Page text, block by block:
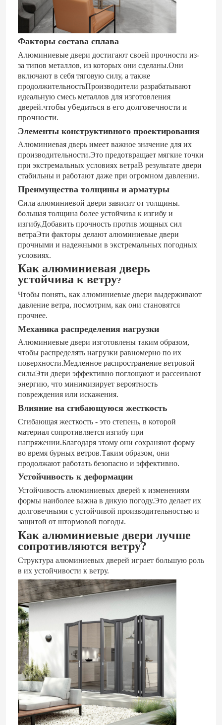
Дом
Продукты
Видео
О нас
Путешествие фабрики
Проверка качества
Контакт США
Блог
Случайное исследование
Спросите цитату
Факторы состава сплава
Алюминиевые двери достигают своей прочности из-
за типов металлов, из которых они сделаны.Они
включают в себя тяговую силу, а также
продолжительностьПроизводители разрабатывают
идеальную смесь металлов для изготовления
дверей.чтобы убедиться в его долговечности и
прочности.
Элементы конструктивного проектирования
Алюминиевая дверь имеет важное значение для их
производительности.Это предотвращает мягкие точки
при экстремальных условиях ветраВ результате двери
стабильны и работают даже при огромном давлении.
Преимущества толщины и арматуры
Сила алюминиевой двери зависит от толщины.
большая толщина более устойчива к изгибу и
изгибу.Добавить прочность против мощных сил
ветраЭти факторы делают алюминиевые двери
прочными и надежными в экстремальных погодных
условиях.
Как алюминиевая дверь
устойчива к ветру?
Чтобы понять, как алюминиевые двери выдерживают
давление ветра, посмотрим, как они становятся
прочнее.
Механика распределения нагрузки
Алюминиевые двери изготовлены таким образом,
чтобы распределять нагрузки равномерно по их
поверхности.Медленное распространение ветровой
силыЭти двери эффективно поглощают и рассеивают
энергию, что минимизирует вероятность
повреждения или искажения.
Влияние на сгибающуюся жесткость
Сгибающая жесткость - это степень, в которой
материал сопротивляется изгибу при
напряжении.Благодаря этому они сохраняют форму
во время бурных ветров.Таким образом, они
продолжают работать безопасно и эффективно.
Устойчивость к деформации
Устойчивость алюминиевых дверей к изменениям
формы наиболее важна в дикую погоду.Это делает их
долговечными с устойчивой производительностью и
защитой от штормовой погоды.
Как алюминиевые двери лучше
сопротивляются ветру?
Структура алюминиевых дверей играет большую роль
в их устойчивости к ветру.